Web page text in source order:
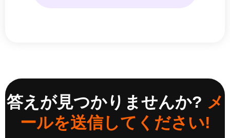
答えが見つかりませんか? メ
ールを送信してください!